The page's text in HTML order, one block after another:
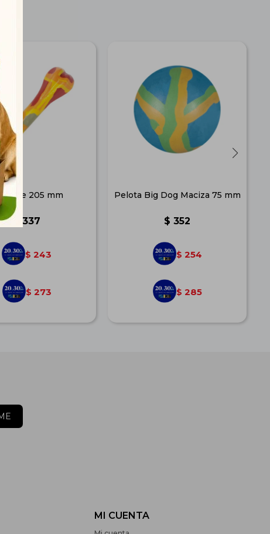
205 mm
337
$ 243
$ 273
Pelota Big Dog Maciza 75 mm
$ 352
$ 254
$ 285
MI CUENTA